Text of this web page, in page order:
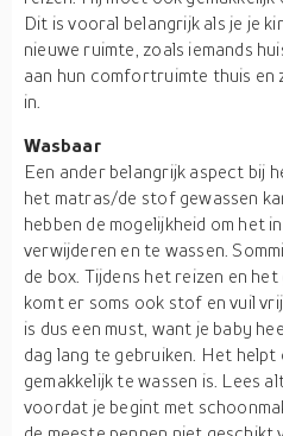
Dit is vooral belangrijk als je je
nieuwe ruimte, zoals iemands
aan hun comfortruimte thuis en
in.
Wasbaar
Een ander belangrijk aspect bij
het matras/de stof gewassen
hebben de mogelijkheid om het
verwijderen en te wassen.
de box. Tijdens het reizen en
komt er soms ook stof en vuil
is dus een must, want je baby
dag lang te gebruiken. Het helpt
gemakkelijk te wassen is. Lees
voordat je begint met